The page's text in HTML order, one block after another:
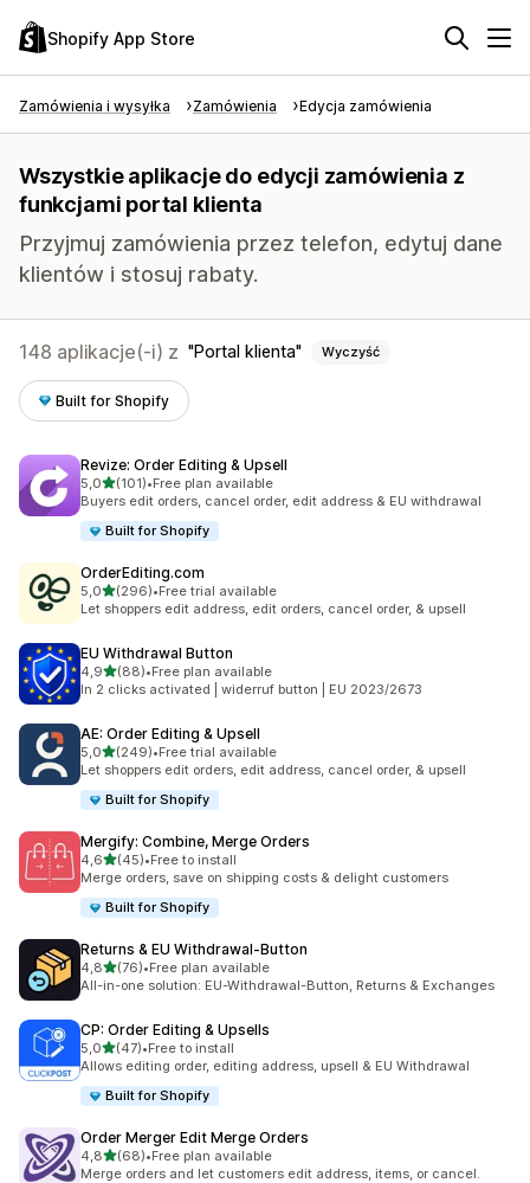
Shopify App Store
Zamówienia i wysyłka Zamówienia Edycja zamówienia
Wszystkie aplikacje do edycji zamówienia z
funkcjami portal klienta
Przyjmuj zamówienia przez telefon, edytuj dane
klientów i stosuj rabaty.
148 aplikacje(-i) z Portal klienta Wyczyść
Built for Shopify
Revize: Order Editing & Upsell
5,0na 5 gwiazdek
(101)
Łączna liczba recenzji: 101
•Free plan available
Buyers edit orders, cancel order, edit address & EU withdrawal
Built for Shopify
OrderEditing.com
5,0na 5 gwiazdek
(296)
Łączna liczba recenzji: 296
•Free trial available
Let shoppers edit address, edit orders, cancel order, & upsell
EU Withdrawal Button
4,9na 5 gwiazdek
(88)
Łączna liczba recenzji: 88
•Free plan available
In 2 clicks activated | widerruf button | EU 2023/2673
AE: Order Editing & Upsell
5,0na 5 gwiazdek
(249)
Łączna liczba recenzji: 249
•Free trial available
Let shoppers edit orders, edit address, cancel order, & upsell
Built for Shopify
Mergify: Combine, Merge Orders
4,6na 5 gwiazdek
(45)
Łączna liczba recenzji: 45
•Free to install
Merge orders, save on shipping costs & delight customers
Built for Shopify
Returns & EU Withdrawal‑Button
4,8na 5 gwiazdek
(76)
Łączna liczba recenzji: 76
•Free plan available
All-in-one solution: EU-Withdrawal-Button, Returns & Exchanges
CP: Order Editing & Upsells
5,0na 5 gwiazdek
(47)
Łączna liczba recenzji: 47
•Free to install
Allows editing order, editing address, upsell & EU Withdrawal
Built for Shopify
Order Merger Edit Merge Orders
4,8na 5 gwiazdek
(68)
Łączna liczba recenzji: 68
•Free plan available
Merge orders and let customers edit address, items, or cancel.